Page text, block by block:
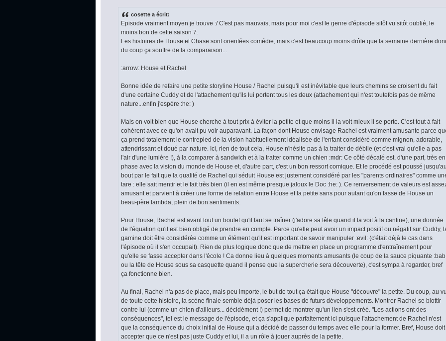
cosette a écrit:
Episode vraiment moyen je trouve :/ C'est pas mauvais, mais pour moi c'est le genre d'épisode sitôt vu sitôt oublié, le
moins bon de cette saison 7.
Les histoires de House et Chase sont orientées comédie, mais c'est beaucoup moins drôle que la semaine dernière
du coup ça souffre de la comparaison...
:arrow: House et Rachel
Bonne idée de refaire une petite storyline House / Rachel puisqu'il est inévitable que leurs chemins se croisent du fait
d'une certaine Cuddy et de l'attachement qu'ils lui portent tous les deux (attachement qui n'est toutefois pas de même
nature...enfin j'espère :he: )
Mais on voit bien que House cherche à tout prix à éviter la petite et que moins il la voit mieux il se porte. C'est tout à fait
cohérent avec ce qu'on avait pu voir auparavant. La façon dont House envisage Rachel est vraiment amusante parce
ça prend totalement le contrepied de la vision habituellement idéalisée de l'enfant considéré comme mignon, adorable,
attendrissant et doué par nature. Ici, rien de tout cela, House n'hésite pas à la traiter de débile (et c'est vrai qu'elle a pas
l'air d'une lumière !), à la comparer à sandwich et à la traiter comme un chien :mdr: Ce côté décalé est, d'une part, très en
phase avec la vision du monde de House et, d'autre part, c'est un bon ressort comique. Et le procédé est poussé jusqu'au
bout par le fait que la qualité de Rachel qui séduit House est justement considéré par les "parents ordinaires" comme
tare : elle sait mentir et le fait très bien (il en est même presque jaloux le Doc :he: ). Ce renversement de valeurs est
amusant et parvient à créer une forme de relation entre House et la petite sans pour autant qu'on fasse de House un
beau-père lambda, plein de bon sentiments.
Pour House, Rachel est avant tout un boulet qu'il faut se traîner (j'adore sa tête quand il la voit à la cantine), une donnée
de l'équation qu'il est bien obligé de prendre en compte. Parce qu'elle peut avoir un impact positif ou négatif sur Cuddy,
gamine doit être considérée comme un élément qu'il est important de savoir manipuler :evil: (c'était déjà le cas dans
l'épisode où il s'en occupait). Rien de plus logique donc que de mettre en place un programme d'entraînement pour
qu'elle se fasse accepter dans l'école ! Ca donne lieu à quelques moments amusants (le coup de la sauce piquante
ou la tête de House sous sa casquette quand il pense que la supercherie sera découverte), c'est sympa à regarder, bref
ça fonctionne bien.
Au final, Rachel n'a pas de place, mais peu importe, le but de tout ça était que House "découvre" la petite. Du coup, au vu
de toute cette histoire, la scène finale semble déjà poser les bases de futurs développements. Montrer Rachel se blottir
contre lui (comme un chien d'ailleurs... décidément !) permet de montrer qu'un lien s'est créé. "Les actions ont des
conséquences", tel est le message de l'épisode, et ça s'applique parfaitement ici puisque l'attachement de Rachel n'est
que la conséquence du choix initial de House qui a décidé de passer du temps avec elle pour la former. Bref, House doit
accepter que ce n'est pas juste Cuddy et lui, il a un rôle à jouer auprès de la petite.